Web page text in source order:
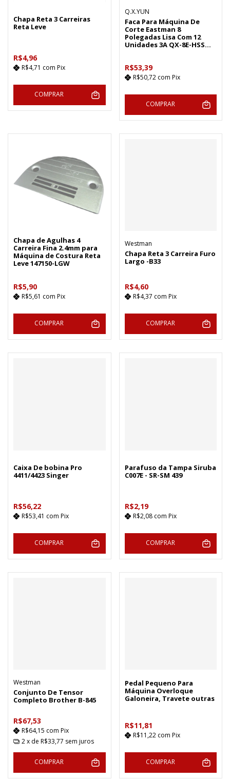
Chapa Reta 3 Carreiras
Reta Leve
R$4,96
R$4,71 com Pix
COMPRAR
Q.X.YUN
Faca Para Máquina De
Corte Eastman 8
Polegadas Lisa Com 12
Unidades 3A QX-8E-HSS
R$53,39
R$50,72 com Pix
COMPRAR
Chapa de Agulhas 4
Carreira Fina 2.4mm para
Máquina de Costura Reta
Leve 147150-LGW
R$5,90
R$5,61 com Pix
COMPRAR
Westman
Chapa Reta 3 Carreira Furo
Largo -B33
R$4,60
R$4,37 com Pix
COMPRAR
Caixa De bobina Pro
4411/4423 Singer
R$56,22
R$53,41 com Pix
COMPRAR
Parafuso da Tampa Siruba
C007E - SR-SM 439
R$2,19
R$2,08 com Pix
COMPRAR
Westman
Conjunto De Tensor
Completo Brother B-845
R$67,53
R$64,15 com Pix
2x de R$33,77 sem juros
COMPRAR
Pedal Pequeno Para
Máquina Overloque
Galoneira, Travete outras
R$11,81
R$11,22 com Pix
COMPRAR